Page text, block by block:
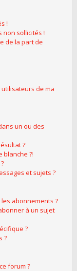
!
non sollicités !
de la part de
de ma
un ou des
?
blanche ?!
et sujets ?
abonnements ?
à un sujet
?
?
forum ?